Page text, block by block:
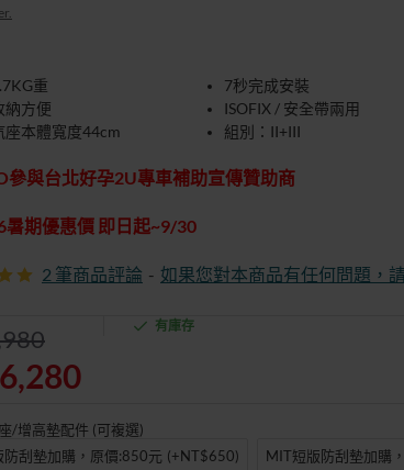
重
納方便
座本體寬度44cm
7秒完成安裝
ISOFIX / 安全帶兩用
組別：II+III
參與台北好孕2U專車補助宣傳贊助商
期優惠價 即日起~9/30
2 筆商品評論 - 如果您對本商品有任何問題，
有庫存
/增高墊配件 (可複選)
防刮墊加購，原價:850元 (+NT$650) MIT短版防刮墊加購